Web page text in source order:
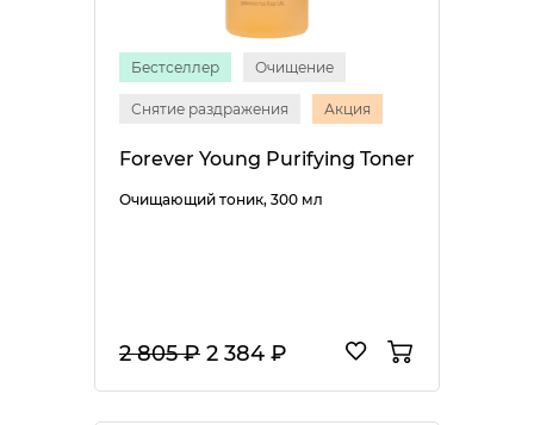
Бестселлер Очищение
Снятие раздражения Акция
Forever Young Purifying Toner
Очищающий тоник, 300 мл
2 805 ₽ 2 384 ₽